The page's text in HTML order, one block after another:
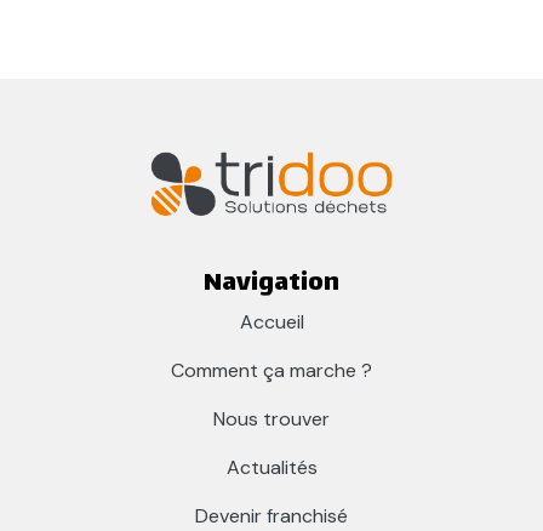
Navigation
Accueil
Comment ça marche ?
Nous trouver
Actualités
Devenir franchisé